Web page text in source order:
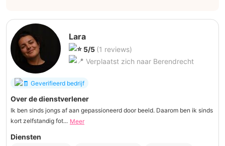
Lara
5/5 (1 reviews)
Verplaatst zich naar Berendrecht
Geverifieerd bedrijf
Over de dienstverlener
Ik ben sinds jongs af aan gepassioneerd door beeld. Daarom ben ik sinds
kort zelfstandig fot... Meer
Diensten